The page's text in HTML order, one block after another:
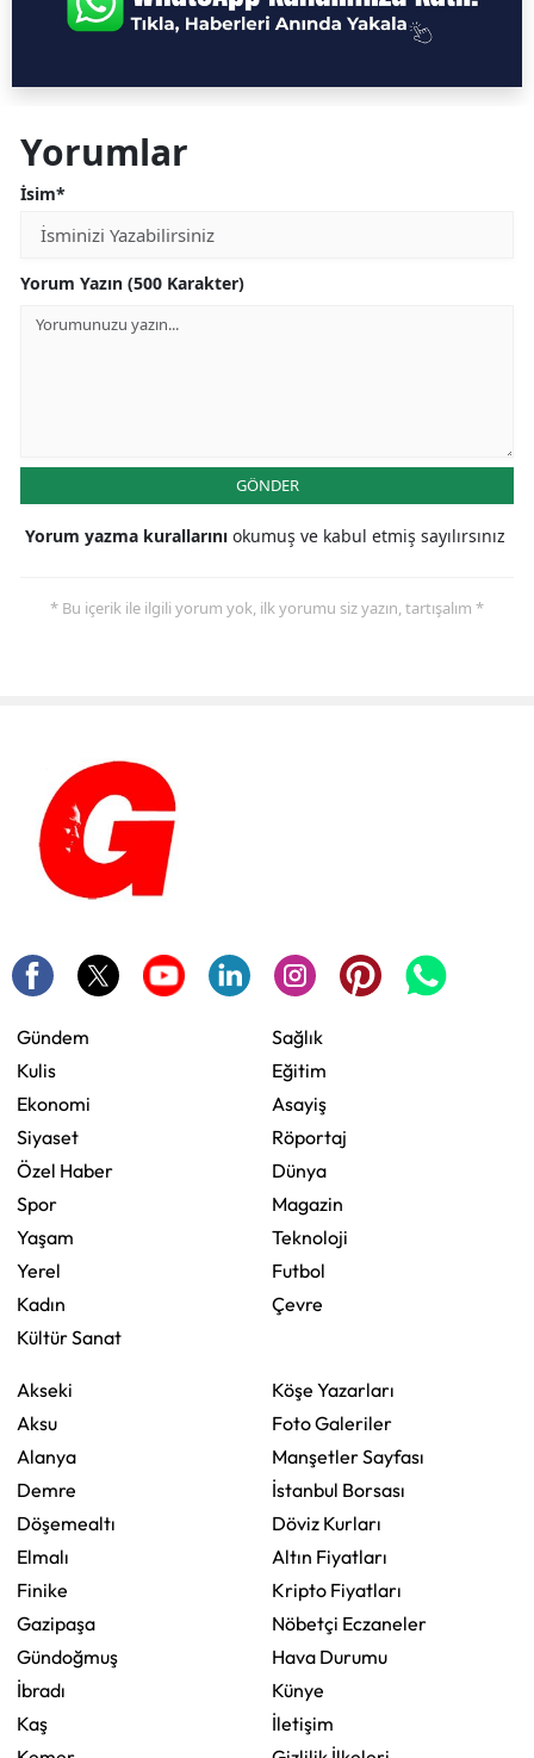
Yorumlar
İsim*
Yorum Yazın (500 Karakter)
GÖNDER
Yorum yazma kurallarını okumuş ve kabul etmiş sayılırsınız
* Bu içerik ile ilgili yorum yok, ilk yorumu siz yazın, tartışalım *
Gündem
Kulis
Ekonomi
Siyaset
Özel Haber
Spor
Yaşam
Yerel
Kadın
Kültür Sanat
Sağlık
Eğitim
Asayiş
Röportaj
Dünya
Magazin
Teknoloji
Futbol
Çevre
Akseki
Aksu
Alanya
Demre
Döşemealtı
Elmalı
Finike
Gazipaşa
Gündoğmuş
İbradı
Kaş
Köşe Yazarları
Foto Galeriler
Manşetler Sayfası
İstanbul Borsası
Döviz Kurları
Altın Fiyatları
Kripto Fiyatları
Nöbetçi Eczaneler
Hava Durumu
Künye
İletişim